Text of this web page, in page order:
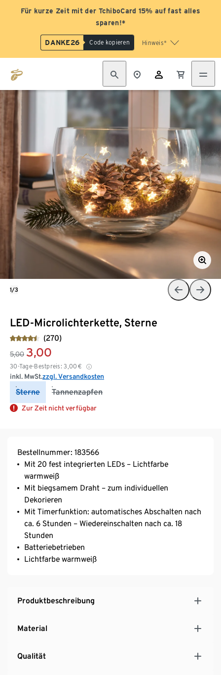
Für kurze Zeit mit der TchiboCard 15% auf fast alles
sparen!*
DANKE26 Code kopieren Hinweis*
LED-Microlichterkette, Sterne
(270)
5,00 3,00
30-Tage-Bestpreis: 3,00 €
inkl. MwSt.zzgl. Versandkosten
Sterne Tannenzapfen
Zur Zeit nicht verfügbar
1/3
Bestellnummer: 183566
Mit 20 fest integrierten LEDs – Lichtfarbe
warmweiß
Mit biegsamem Draht – zum individuellen
Dekorieren
Mit Timerfunktion: automatisches Abschalten nach
ca. 6 Stunden – Wiedereinschalten nach ca. 18
Stunden
Batteriebetrieben
Lichtfarbe warmweiß
Produktbeschreibung
Material
Qualität